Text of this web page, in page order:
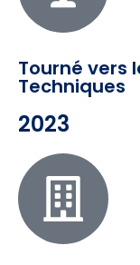
Tourné vers
Techniques
2023